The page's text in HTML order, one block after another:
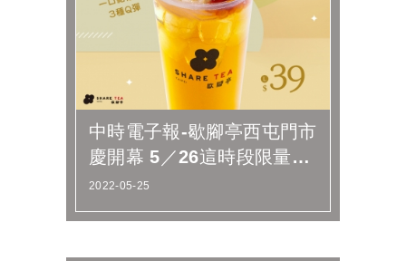
中時電子報-歇腳亭西屯門市
慶開幕 5／26這時段限量開
賣20元珍奶
2022-05-25